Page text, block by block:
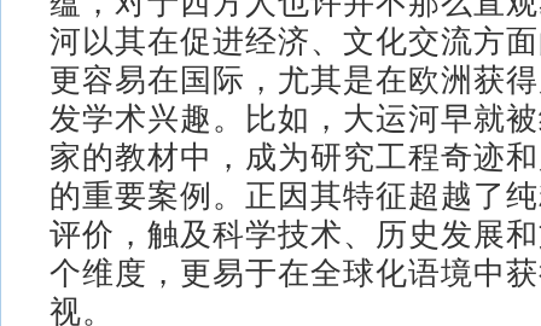
河以其在促进经济、文化交流方
更容易在国际，尤其是在欧洲获
发学术兴趣。比如，大运河早就
家的教材中，成为研究工程奇迹
的重要案例。正因其特征超越了
评价，触及科学技术、历史发展
个维度，更易于在全球化语境中
视。